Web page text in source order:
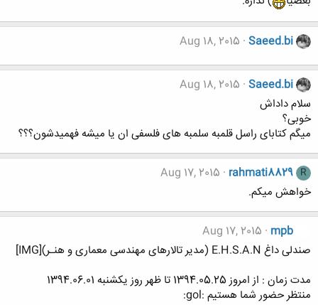
Saeed.bi
Aug 18, 2015
Saeed.bi
Aug 18, 2015
سلام داداش
خوبی؟
میگم کتابای راسل قلمبه سلمبه های فلسفی ان یا میشه فهمیدشون؟؟؟
R
rahmati8829
Aug 17, 2015
خواهش میکم.
mpb
Aug 17, 2015
صندلی داغ E.H.S.A.N (مدیر تالارهای مهندسی معماری و هنـر)[IMG]
مدت زمان : از امروز 1394.05.25 تا ظهر روز یکشنبه 1394.06.01
منتظر حضور شما هستیم :gol: